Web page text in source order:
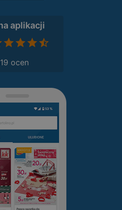
aplikacji
ocen